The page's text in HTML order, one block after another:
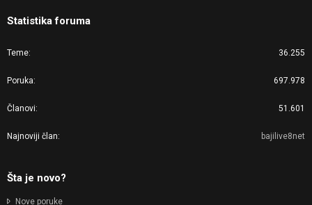
Statistika foruma
Teme 36.255
Poruka 697.978
Članovi 51.601
Najnoviji član bajilive8net
Šta je novo?
Nove poruke